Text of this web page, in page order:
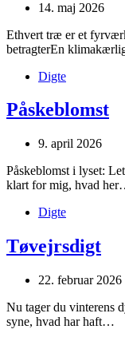
14. maj 2026
Ethvert træ er et
betragterEn
Digte
Påskeblomst
9. april 2026
Påskeblomst i lyset:
klart for mig, hvad
Digte
Tøvejrsdigt
22. februar 2026
Nu tager du vinterens
syne, hvad har haft…